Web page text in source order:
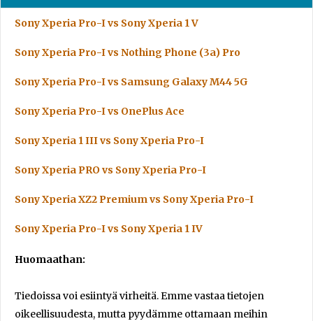
Sony Xperia Pro-I vs Sony Xperia 1 V
Sony Xperia Pro-I vs Nothing Phone (3a) Pro
Sony Xperia Pro-I vs Samsung Galaxy M44 5G
Sony Xperia Pro-I vs OnePlus Ace
Sony Xperia 1 III vs Sony Xperia Pro-I
Sony Xperia PRO vs Sony Xperia Pro-I
Sony Xperia XZ2 Premium vs Sony Xperia Pro-I
Sony Xperia Pro-I vs Sony Xperia 1 IV
Huomaathan:
Tiedoissa voi esiintyä virheitä. Emme vastaa tietojen
oikeellisuudesta, mutta pyydämme ottamaan meihin